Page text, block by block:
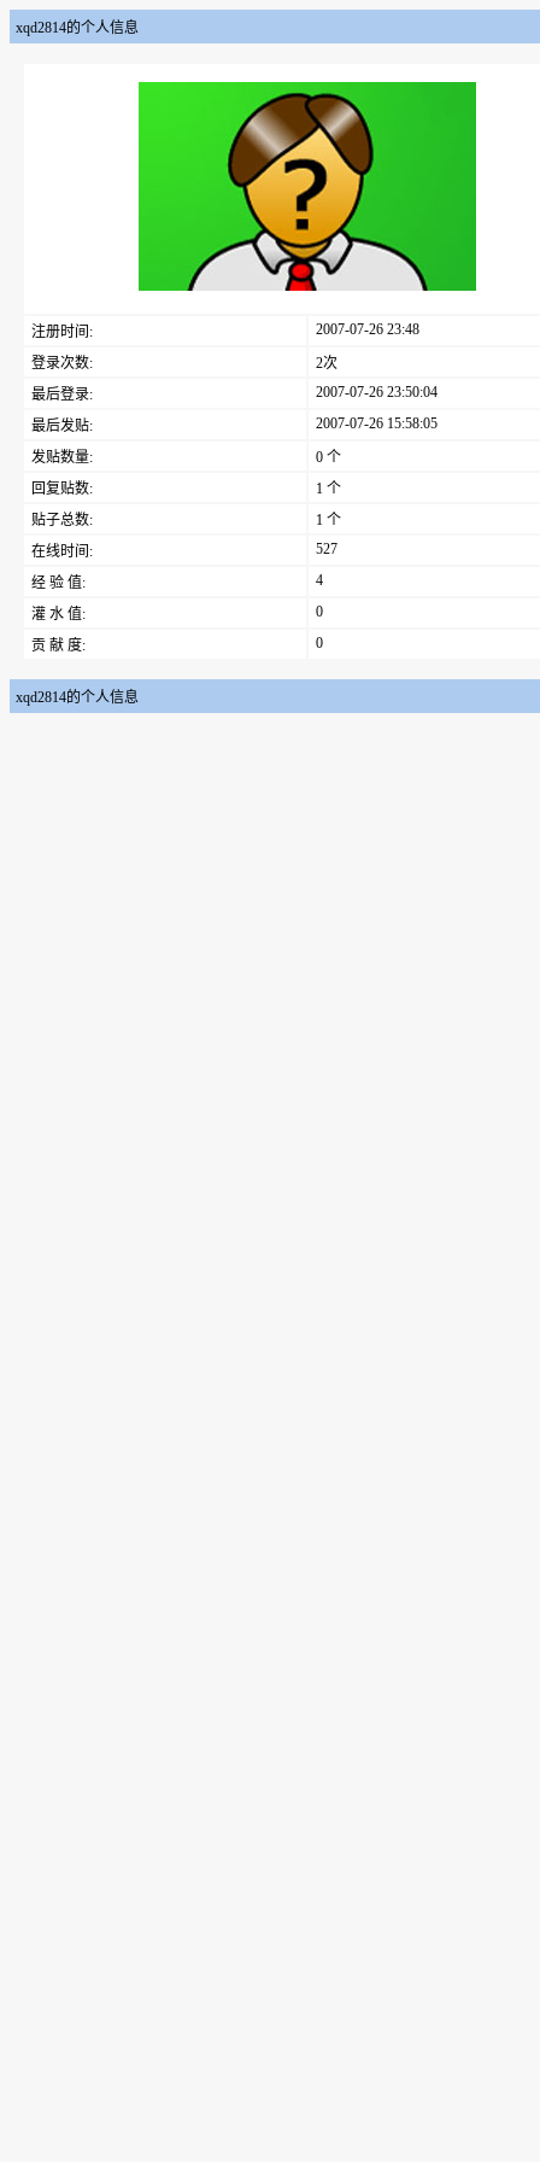
xqd2814的个人信息
注册时间:
2007-07-26 23:48
登录次数:
2次
最后登录:
2007-07-26 23:50:04
最后发贴:
2007-07-26 15:58:05
发贴数量:
0 个
回复贴数:
1 个
贴子总数:
1 个
在线时间:
527
经 验 值:
4
灌 水 值:
0
贡 献 度:
0
xqd2814的个人信息